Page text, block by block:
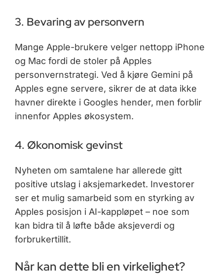
3. Bevaring av personvern
Mange Apple-brukere velger nettopp iPhone
og Mac fordi de stoler på Apples
personvernstrategi. Ved å kjøre Gemini på
Apples egne servere, sikrer de at data ikke
havner direkte i Googles hender, men forblir
innenfor Apples økosystem.
4. Økonomisk gevinst
Nyheten om samtalene har allerede gitt
positive utslag i aksjemarkedet. Investorer
ser et mulig samarbeid som en styrking av
Apples posisjon i AI-kappløpet – noe som
kan bidra til å løfte både aksjeverdi og
forbrukertillit.
Når kan dette bli en virkelighet?